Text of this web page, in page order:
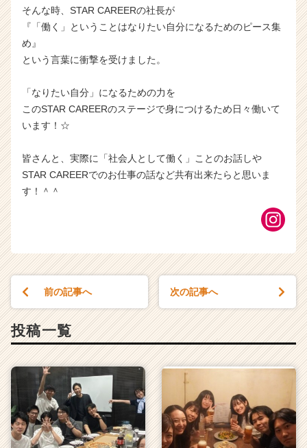
そんな時、STAR CAREERの社長が
『「働く」ということはなりたい自分になるためのピース集
め』
という言葉に衝撃を受けました。
「なりたい自分」になるための力を
このSTAR CAREERのステージで身につけるため日々働いて
います！☆
皆さんと、実際に「社会人として働く」ことのお話しや
STAR CAREERでのお仕事の話など共有出来たらと思いま
す！＾＾
前の記事へ 次の記事へ
投稿一覧